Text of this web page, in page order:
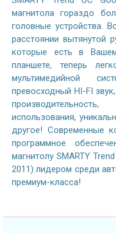
магнитола гораздо
головные устройства.
расстоянии вытянутой
которые есть в
планшете, теперь
мультимедийной
превосходный HI-FI
использования,
другое! Современные
программное
магнитолу SMARTY
2011) лидером среди
премиум-класса!